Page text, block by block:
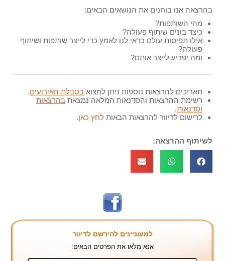
בהרצאה אנו בוחנים את הנושאים הבאים:
מהי השותפות?
כיצד בונים שיתוף פעולה?
אילו תפיסות עולם כדאי לנו לאמץ כדי לייצר שותפות ושיתוף
פעולה?
ומה יפריע לייצר אותם?
תאריכים להרצאות נוספות ניתן למצוא בטבלת האירועים.
רשימת ההרצאות והסדנאות המלאה נמצאת בהרצאות
וסדנאות.
לרישום לדיוור להרצאות הבאות לחץ כאן.
לשיתוף ההרצאה:
למעוניינים להירשם לדיוור
אנא מלאו את הפרטים הבאים: